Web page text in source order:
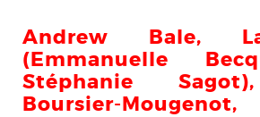
Andrew Bale,
(Emmanuelle
Stéphanie
Boursier-